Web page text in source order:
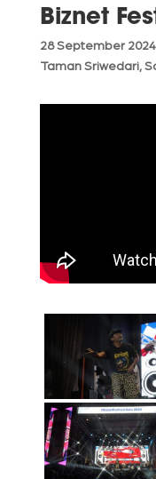
Biznet
28 September 2024
Taman Sriwedari,